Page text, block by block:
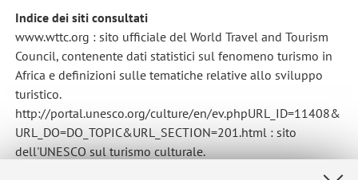
Indice dei siti consultati
www.wttc.org : sito ufficiale del World Travel and Tourism
Council, contenente dati statistici sul fenomeno turismo in
Africa e definizioni sulle tematiche relative allo sviluppo
turistico.
http://portal.unesco.org/culture/en/ev.phpURL_ID=11408&
URL_DO=DO_TOPIC&URL_SECTION=201.html : sito
dell'UNESCO sul turismo culturale.